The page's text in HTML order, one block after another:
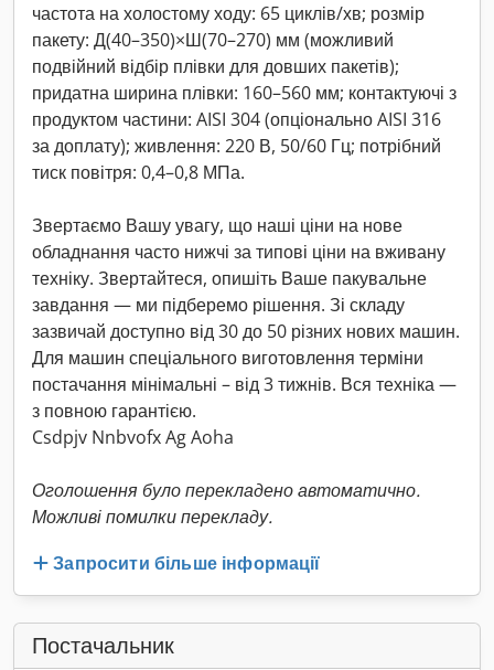
частота на холостому ходу: 65 циклів/хв; розмір
пакету: Д(40–350)×Ш(70–270) мм (можливий
подвійний відбір плівки для довших пакетів);
придатна ширина плівки: 160–560 мм; контактуючі з
продуктом частини: AISI 304 (опціонально AISI 316
за доплату); живлення: 220 В, 50/60 Гц; потрібний
тиск повітря: 0,4–0,8 МПа.
Звертаємо Вашу увагу, що наші ціни на нове
обладнання часто нижчі за типові ціни на вживану
техніку. Звертайтеся, опишіть Ваше пакувальне
завдання — ми підберемо рішення. Зі складу
зазвичай доступно від 30 до 50 різних нових машин.
Для машин спеціального виготовлення терміни
постачання мінімальні – від 3 тижнів. Вся техніка —
з повною гарантією.
Csdpjv Nnbvofx Ag Aoha
Оголошення було перекладено автоматично.
Можливі помилки перекладу.
Запросити більше інформації
Постачальник